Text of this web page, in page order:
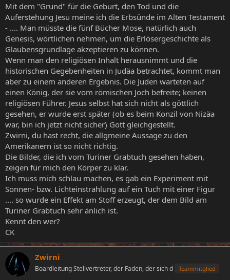
Mit dem "Grund" für die Geburt, den Tod und die
Auferstehung Jesu meine ich die Erbsünde im Alten Testament
- .... Man müsste die fünf Bücher Mose, natürlich auch
Genesis, wörtlichen nehmen, um die Erlösergeschichte als
Glaubensgrundlage akzeptieren zu können.
Wenn man den religiösen Inhalt herausnimmt und die
historischen Gegebenheiten in Judäa betrachtet, kommt man
aber zu einem anderen Ergebnis. Die Juden warteten auf
einen König, der sie vom römischen Joch befreite; keinen
religiösen Führer. Jesus selbst hat sich nicht als göttlich
gesehen, er wurde erst später (ob es beim Konzil von Nizäa
war, bin ich jetzt nicht sicher) Gott gleichgestellt.
Zwirni, du hast recht, die allgmeine Aussage zu den
Amerikanern ist so nicht richtig.
Die Bilder, die ich vom Turiner Grabtuch gesehen haben,
zeigen für mich den Körper zu klar.
Ich muss mich schlau machen, es gab ein Experiment mit
Sonnen- bzw. Lichteinstrahlung auf ein Tuch mit einer Figur
.... so wurde ein Effekt am Stoff erzeugt, der dem Bild am
Turiner Grabtuch sehr änlich ist.
Kennt den wer?
CK
Zwirni
Boardleitung Stellvertreter, der Faden, der sich d Teammitglied